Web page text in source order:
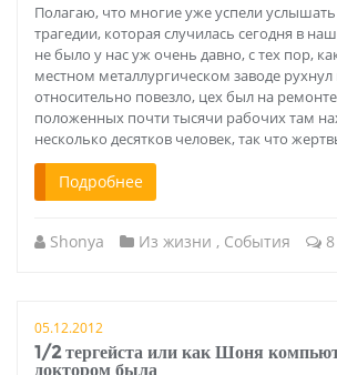
Полагаю, что многие уже успели услышать
трагедии, которая случилась сегодня в
не было у нас уж очень давно, с тех пор,
местном металлургическом заводе рухнул
относительно повезло, цех был на
положенных почти тысячи рабочих там
несколько десятков человек, так что
Подробнее
Shonya Из жизни , События 8
05.12.2012
1/2 тергейста или как Шоня
доктором была